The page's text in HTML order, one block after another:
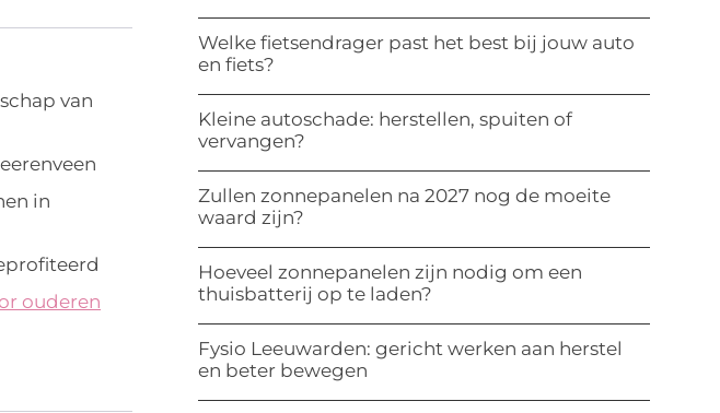
van
in
ouderen
Welke fietsendrager past het best bij jouw auto
en fiets?
Kleine autoschade: herstellen, spuiten of
vervangen?
Zullen zonnepanelen na 2027 nog de moeite
waard zijn?
Hoeveel zonnepanelen zijn nodig om een
thuisbatterij op te laden?
Fysio Leeuwarden: gericht werken aan herstel
en beter bewegen